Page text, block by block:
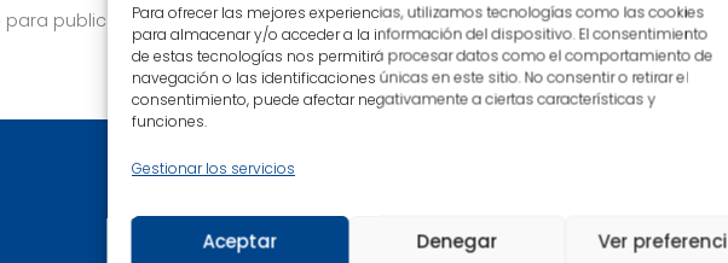
Para ofrecer las mejores experiencias, utilizamos tecnologías como las cookies
para almacenar y/o acceder a la información del dispositivo. El consentimiento
de estas tecnologías nos permitirá procesar datos como el comportamiento de
navegación o las identificaciones únicas en este sitio. No consentir o retirar el
consentimiento, puede afectar negativamente a ciertas características y
funciones.
Gestionar los servicios
Aceptar Denegar Ver
para publicar un comentario.